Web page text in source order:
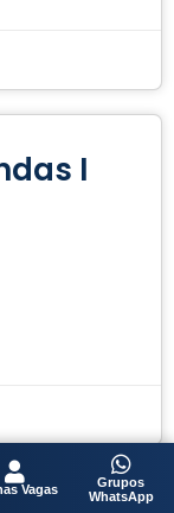
I
Vagas
Grupos
WhatsApp